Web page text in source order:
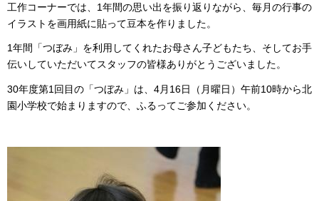
工作コーナーでは、1年間の思い出を振り返りながら、毎月の行事の
イラストを画用紙に貼って豆本を作りました。
1年間「つぼみ」を利用してくれたお母さん子どもたち、そしてお手
伝いしていただいてスタッフの皆様ありがとうございました。
30年度第1回目の「つぼみ」は、4月16日（月曜日）午前10時から北
園小学校で始まりますので、ふるってご参加ください。